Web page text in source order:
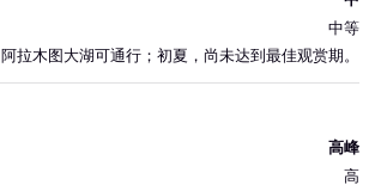
中等
阿拉木图大湖可通行；初夏，尚未达到最佳观赏期。
高峰
高